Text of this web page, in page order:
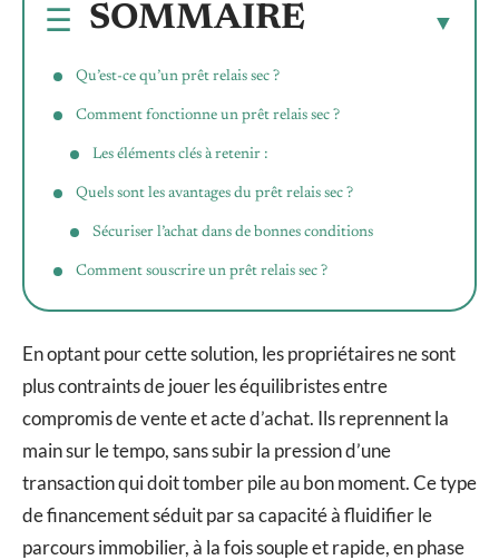
SOMMAIRE
Qu’est-ce qu’un prêt relais sec ?
Comment fonctionne un prêt relais sec ?
Les éléments clés à retenir :
Quels sont les avantages du prêt relais sec ?
Sécuriser l’achat dans de bonnes conditions
Comment souscrire un prêt relais sec ?
En optant pour cette solution, les propriétaires ne sont
plus contraints de jouer les équilibristes entre
compromis de vente et acte d’achat. Ils reprennent la
main sur le tempo, sans subir la pression d’une
transaction qui doit tomber pile au bon moment. Ce type
de financement séduit par sa capacité à fluidifier le
parcours immobilier, à la fois souple et rapide, en phase